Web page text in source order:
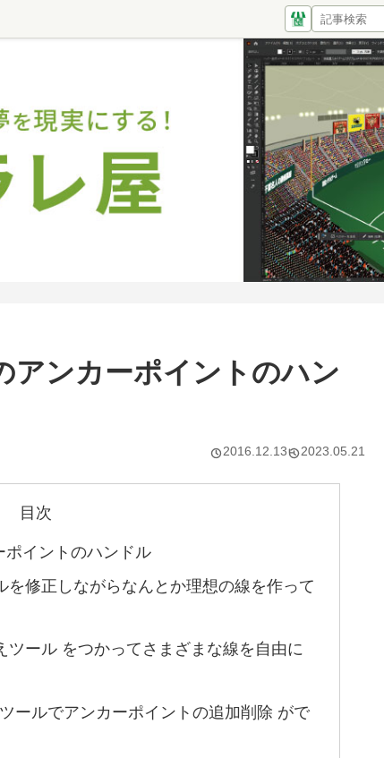
ンカーポイントのハン
2016.12.13 2023.05.21
目次
ポイントのハンドル
を修正しながらなんとか理想の線を作って
ツール をつかってさまざまな線を自由に
ールでアンカーポイントの追加削除 がで